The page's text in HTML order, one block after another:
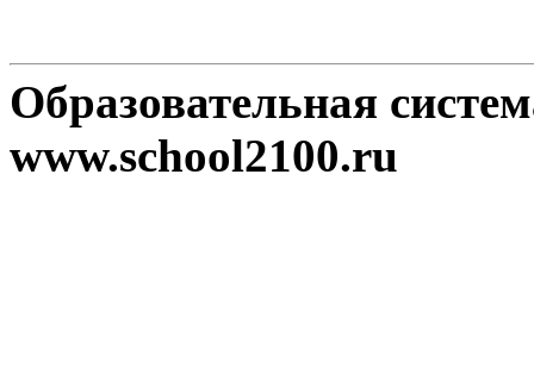
Образовательная
www.school2100.ru